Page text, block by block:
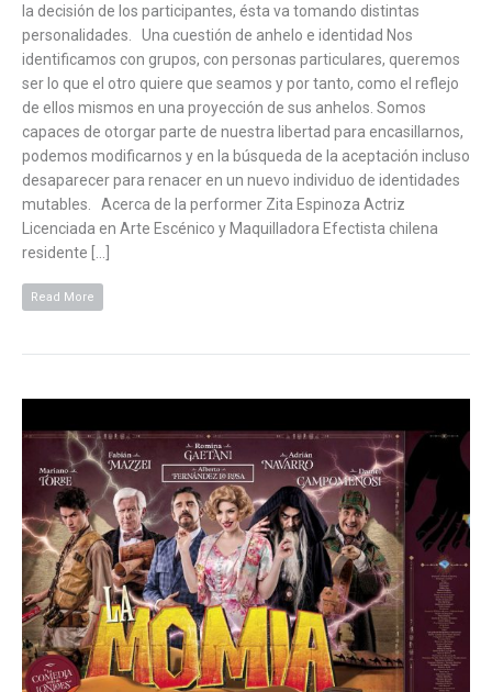
la decisión de los participantes, ésta va tomando distintas
personalidades. Una cuestión de anhelo e identidad Nos
identificamos con grupos, con personas particulares, queremos
ser lo que el otro quiere que seamos y por tanto, como el reflejo
de ellos mismos en una proyección de sus anhelos. Somos
capaces de otorgar parte de nuestra libertad para encasillarnos,
podemos modificarnos y en la búsqueda de la aceptación incluso
desaparecer para renacer en un nuevo individuo de identidades
mutables. Acerca de la performer Zita Espinoza Actriz
Licenciada en Arte Escénico y Maquilladora Efectista chilena
residente […]
Read More